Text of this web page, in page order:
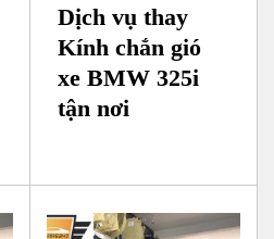
Dịch vụ thay
Kính chắn gió
xe BMW 325i
tận nơi